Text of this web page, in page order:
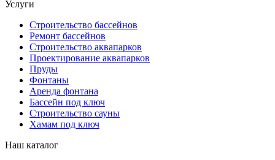
Услуги
Строительство бассейнов
Ремонт бассейнов
Строительство аквапарков
Проектирование аквапарков
Пруды
Фонтаны
Аренда фонтана
Бассейн под ключ
Строительство сауны
Хамам под ключ
Наш каталог